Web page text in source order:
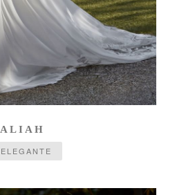
ALIAH
ELEGANTE